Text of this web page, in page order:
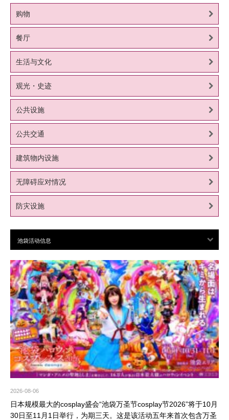
购物
餐厅
生活与文化
观光・史迹
公共设施
公共交通
建筑物内设施
无障碍应对情况
防灾设施
2026-08-06
日本规模最大的cosplay盛会“池袋万圣节cosplay节2026”将于10月
30日至11月1日举行，为期三天。这是该活动五年来首次包含万圣